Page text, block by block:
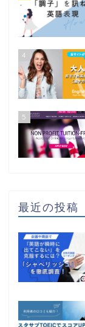
4
5
最近の投稿